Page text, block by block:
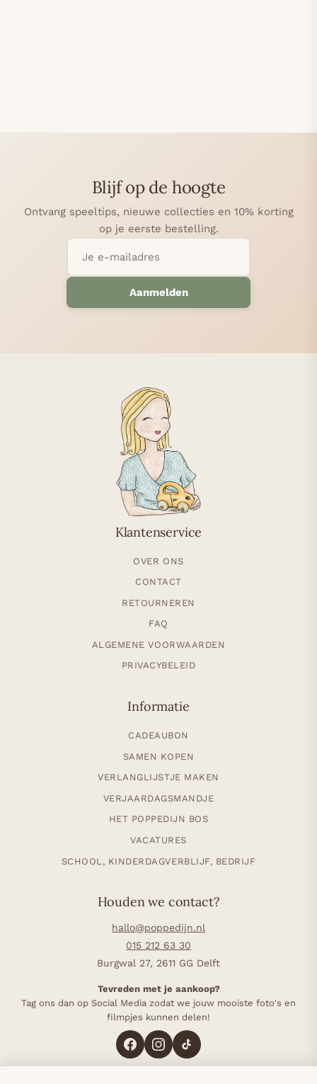
Blijf op de hoogte
Ontvang speeltips, nieuwe collecties en 10% korting
op je eerste bestelling.
Aanmelden
Klantenservice
OVER ONS
CONTACT
RETOURNEREN
FAQ
ALGEMENE VOORWAARDEN
PRIVACYBELEID
Informatie
CADEAUBON
SAMEN KOPEN
VERLANGLIJSTJE MAKEN
VERJAARDAGSMANDJE
HET POPPEDIJN BOS
VACATURES
SCHOOL, KINDERDAGVERBLIJF, BEDRIJF
Houden we contact?
hallo@poppedijn.nl
015 212 63 30
Burgwal 27, 2611 GG Delft
Tevreden met je aankoop?
Tag ons dan op Social Media zodat we jouw mooiste foto's en
filmpjes kunnen delen!